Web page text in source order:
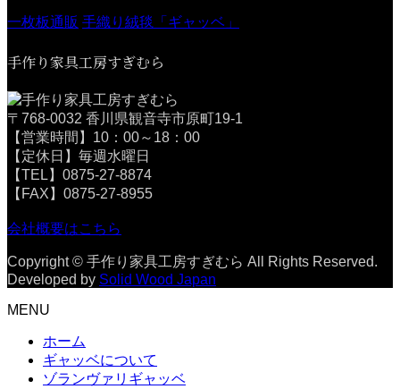
一枚板通販 手織り絨毯「ギャッベ」
手作り家具工房すぎむら
〒768-0032 香川県観音寺市原町19-1
【営業時間】10：00～18：00
【定休日】毎週水曜日
【TEL】0875-27-8874
【FAX】0875-27-8955
会社概要はこちら
Copyright © 手作り家具工房すぎむら All Rights Reserved.
Developed by Solid Wood Japan
MENU
ホーム
ギャッベについて
ゾランヴァリギャッベ